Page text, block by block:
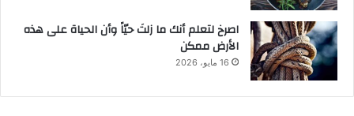
‫اصرخ لتعلم أنك ما زلتَ حيّاً وأن الحياة على هذه
الأرض ممكن
16 مايو، 2026